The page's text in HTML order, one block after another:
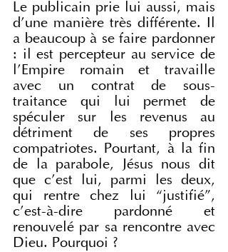
Le publicain prie lui aussi, mais
d'une manière très différente. Il
a beaucoup à se faire pardonner
: il est percepteur au service de
l'Empire romain et travaille
avec un contrat de sous-
traitance qui lui permet de
spéculer sur les revenus au
détriment de ses propres
compatriotes. Pourtant, à la fin
de la parabole, Jésus nous dit
que c'est lui, parmi les deux,
qui rentre chez lui “justifié”,
c'est-à-dire pardonné et
renouvelé par sa rencontre avec
Dieu. Pourquoi ?